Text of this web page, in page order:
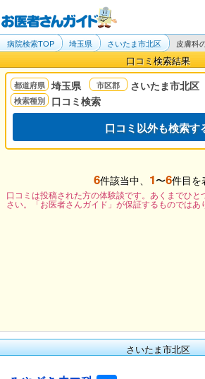
病院検索TOP 埼玉県 さいたま市北区 皮膚科
口コミ検索結果
埼玉県 さいたま市北区
口コミ検索
口コミ以外も検索す
6件該当中、 1〜6件目を
口コミは投稿された方の体験談です。あくまでひ
さい。「お医者さんガイド」が保証するものではあ
さいたま市北区